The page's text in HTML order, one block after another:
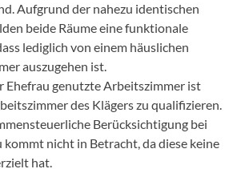
Aufgrund der nahezu identischen
beide Räume eine funktionale
lediglich von einem häuslichen
auszugehen ist.
Ehefrau genutzte Arbeitszimmer ist
des Klägers zu qualifizieren.
Berücksichtigung bei
kommt nicht in Betracht, da diese keine
hat.